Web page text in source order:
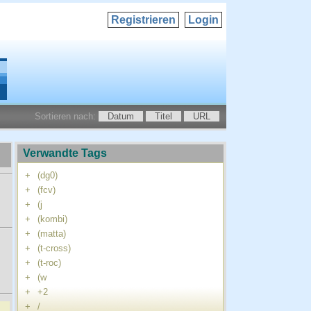
Login
Registrieren
Sortieren nach: Datum Titel URL
Verwandte Tags
+
(dg0)
+
(fcv)
+
(j
+
(kombi)
+
(matta)
+
(t-cross)
+
(t-roc)
+
(w
+
+2
+
/